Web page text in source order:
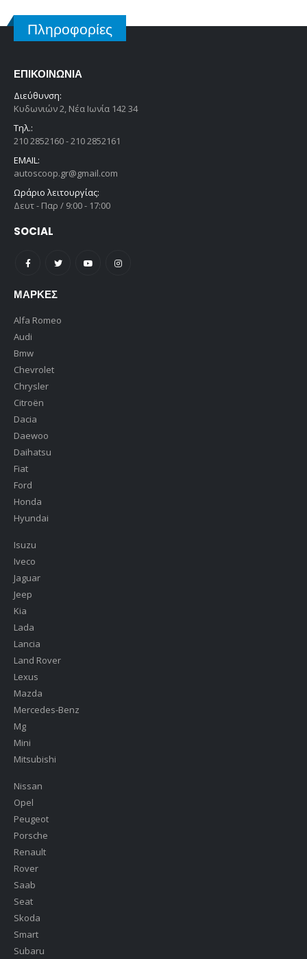
Πληροφορίες
ΕΠΙΚΟΙΝΩΝΊΑ
Διεύθυνση:
Κυδωνιών 2, Νέα Ιωνία 142 34
Τηλ.:
210 2852160 - 210 2852161
EMAIL:
autoscoop.gr@gmail.com
Ωράριο λειτουργίας:
Δευτ - Παρ / 9:00 - 17:00
SOCIAL
ΜΆΡΚΕΣ
Alfa Romeo
Audi
Bmw
Chevrolet
Chrysler
Citroën
Dacia
Daewoo
Daihatsu
Fiat
Ford
Honda
Hyundai
Isuzu
Iveco
Jaguar
Jeep
Kia
Lada
Lancia
Land Rover
Lexus
Mazda
Mercedes-Benz
Mg
Mini
Mitsubishi
Nissan
Opel
Peugeot
Porsche
Renault
Rover
Saab
Seat
Skoda
Smart
Subaru